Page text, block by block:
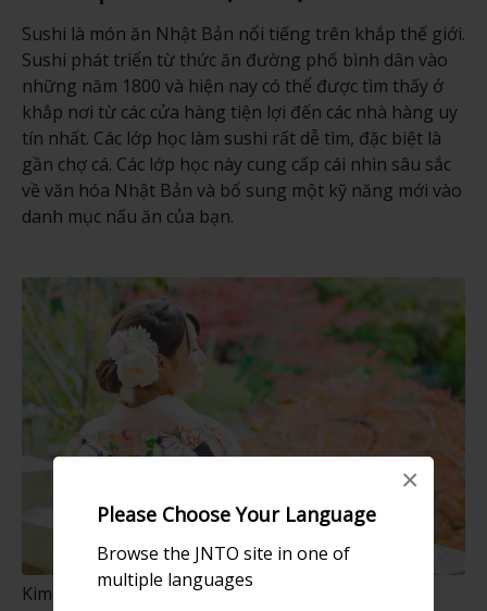
Please Choose Your Language
Browse the JNTO site in one of
multiple languages
×
Sushi là món ăn Nhật Bản nổi tiếng trên khắp thế giới.
Sushi phát triển từ thức ăn đường phố bình dân vào
những năm 1800 và hiện nay có thể được tìm thấy ở
khắp nơi từ các cửa hàng tiện lợi đến các nhà hàng uy
tín nhất. Các lớp học làm sushi rất dễ tìm, đặc biệt là
gần chợ cá. Các lớp học này cung cấp cái nhìn sâu sắc
về văn hóa Nhật Bản và bổ sung một kỹ năng mới vào
danh mục nấu ăn của bạn.
Kimono Nhật Bản thanh lịch